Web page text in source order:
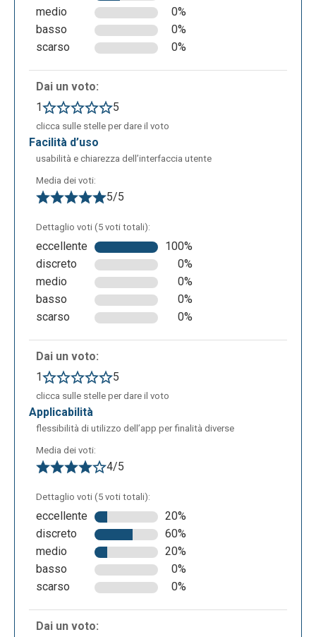
medio
0%
basso
0%
scarso
0%
Dai un voto:
1
5
clicca sulle stelle per dare il voto
facilità d’uso
usabilità e chiarezza dell’interfaccia utente
Media dei voti:
5/5
Dettaglio voti (5 voti totali):
eccellente
100%
discreto
0%
medio
0%
basso
0%
scarso
0%
Dai un voto:
1
5
clicca sulle stelle per dare il voto
applicabilità
flessibilità di utilizzo dell’app per finalità diverse
Media dei voti:
4/5
Dettaglio voti (5 voti totali):
eccellente
20%
discreto
60%
medio
20%
basso
0%
scarso
0%
Dai un voto: